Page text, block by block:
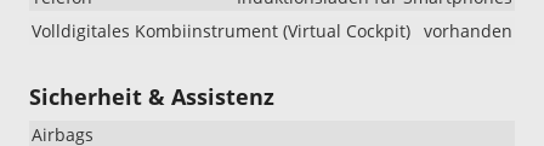
Volldigitales Kombiinstrument (Virtual Cockpit) vorhanden
Sicherheit & Assistenz
Airbags